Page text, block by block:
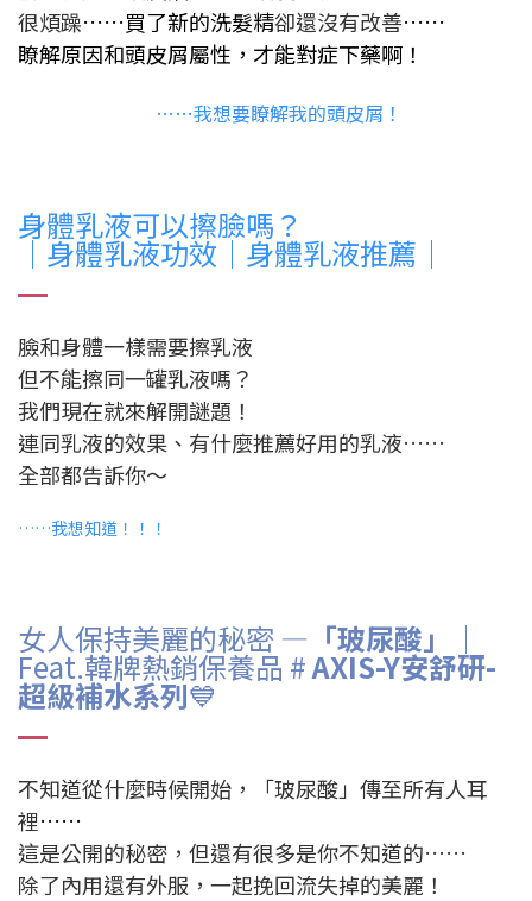
很煩躁……買了新的洗髮精卻還沒有改善……
瞭解原因和頭皮屑屬性，才能對症下藥啊！
……我想要瞭解我的頭皮屑！
身體乳液可以擦臉嗎？
｜身體乳液功效｜身體乳液推薦｜
臉和身體一樣需要擦乳液
但不能擦同一罐乳液嗎？
我們現在就來解開謎題！
連同乳液的效果、有什麼推薦好用的乳液……
全部都告訴你～
……我想知道！！！
女人保持美麗的秘密 — 「玻尿酸」 ｜
Feat.韓牌熱銷保養品 #AXIS-Y安舒研-
超級補水系列💙
不知道從什麼時候開始，「玻尿酸」傳至所有人耳
裡……
這是公開的秘密，但還有很多是你不知道的……
除了內用還有外服，一起挽回流失掉的美麗！